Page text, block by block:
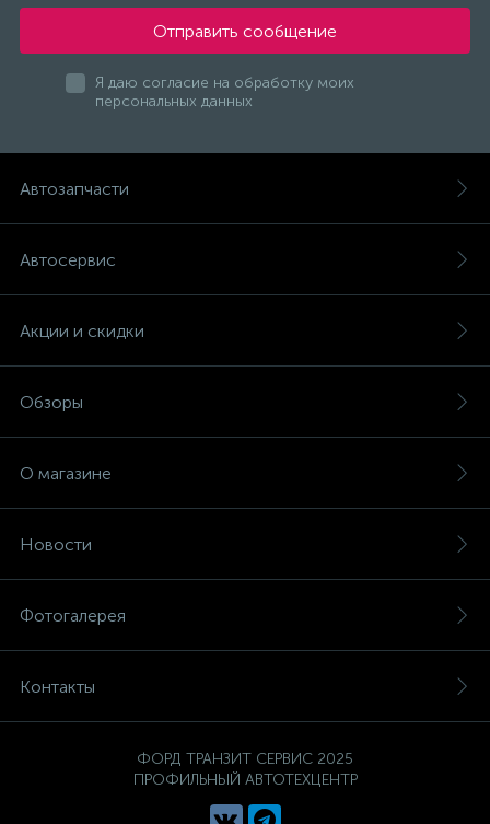
Отправить сообщение
Я даю согласие на обработку моих
персональных данных
Автозапчасти
Автосервис
Акции и скидки
Обзоры
О магазине
Новости
Фотогалерея
Контакты
ФОРД ТРАНЗИТ СЕРВИС 2025
ПРОФИЛЬНЫЙ АВТОТЕХЦЕНТР